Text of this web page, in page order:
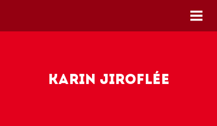
Karin Jiroflée